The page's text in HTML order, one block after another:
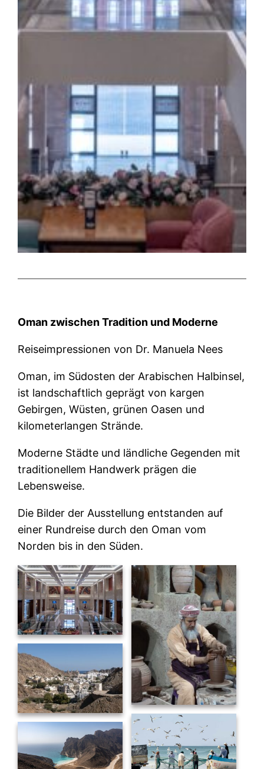
Oman zwischen Tradition und Moderne
Reiseimpressionen von Dr. Manuela Nees
Oman, im Südosten der Arabischen Halbinsel,
ist landschaftlich geprägt von kargen
Gebirgen, Wüsten, grünen Oasen und
kilometerlangen Strände.
Moderne Städte und ländliche Gegenden mit
traditionellem Handwerk prägen die
Lebensweise.
Die Bilder der Ausstellung entstanden auf
einer Rundreise durch den Oman vom
Norden bis in den Süden.